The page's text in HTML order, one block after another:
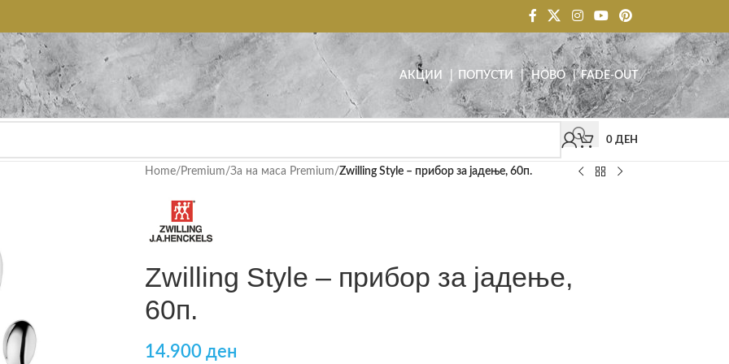
АКЦИИ | ПОПУСТИ |НОВО|FADE-OUT
0 ДЕН
Home/ Premium/За на маса Premium/Zwilling Style – прибор за јадење, 60п.
Zwilling Style – прибор за јадење,
60п.
14.900 ден